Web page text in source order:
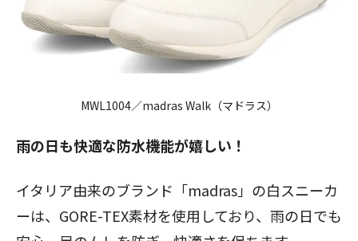
MWL1004／madras Walk（マドラス）
雨の日も快適な防水機能が嬉しい！
イタリア由来のブランド「madras」の白スニーカ
ーは、GORE-TEX素材を使用しており、雨の日でも